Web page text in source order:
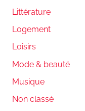
Littérature
Logement
Loisirs
Mode & beauté
Musique
Non classé